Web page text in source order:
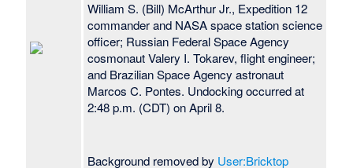
William S. (Bill) McArthur Jr., Expedition 12
commander and NASA space station science
officer; Russian Federal Space Agency
cosmonaut Valery I. Tokarev, flight engineer;
and Brazilian Space Agency astronaut
Marcos C. Pontes. Undocking occurred at
2:48 p.m. (CDT) on April 8.
Background removed by User:Bricktop